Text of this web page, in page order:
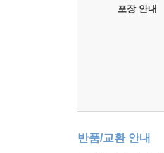
포장 안내
반품/교환 안내